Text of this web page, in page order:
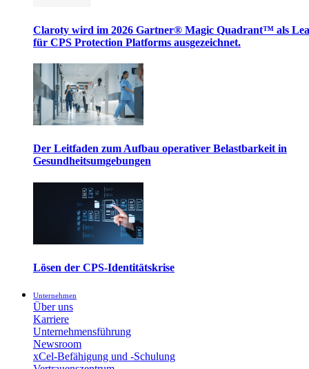
Claroty wird im 2026 Gartner® Magic Quadrant™ als
für CPS Protection Platforms ausgezeichnet.
Der Leitfaden zum Aufbau operativer Belastbarkeit in
Gesundheitsumgebungen
Lösen der CPS-Identitätskrise
Unternehmen
Über uns
Karriere
Unternehmensführung
Newsroom
xCel-Befähigung und -Schulung